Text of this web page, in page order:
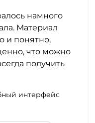
намного
Материал
и понятно,
что можно
получить
интерфейс